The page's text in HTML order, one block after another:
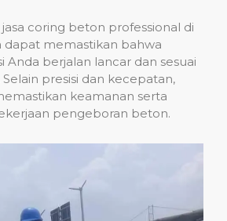
coring beton professional di
dapat memastikan bahwa
Anda berjalan lancar dan sesuai
presisi dan kecepatan,
keamanan serta
pengeboran beton.